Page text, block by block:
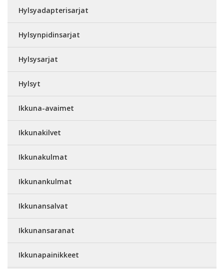
Hylsyadapterisarjat
Hylsynpidinsarjat
Hylsysarjat
Hylsyt
Ikkuna-avaimet
Ikkunakilvet
Ikkunakulmat
Ikkunankulmat
Ikkunansalvat
Ikkunansaranat
Ikkunapainikkeet